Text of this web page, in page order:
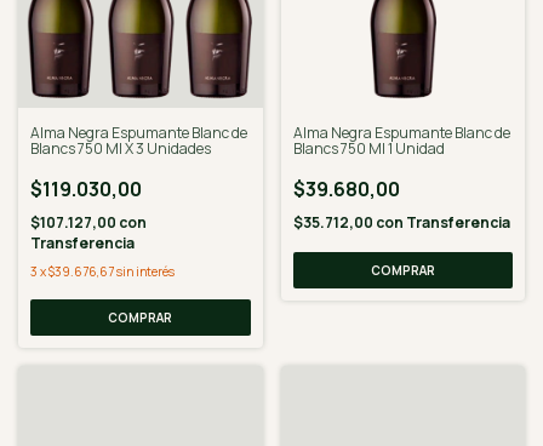
Alma Negra Espumante Blanc de
Blancs 750 Ml X 3 Unidades
$119.030,00
$107.127,00 con
Transferencia
3 x$39.676,67sin interés
Alma Negra Espumante Blanc de
Blancs 750 Ml 1 Unidad
$39.680,00
$35.712,00 con Transferencia